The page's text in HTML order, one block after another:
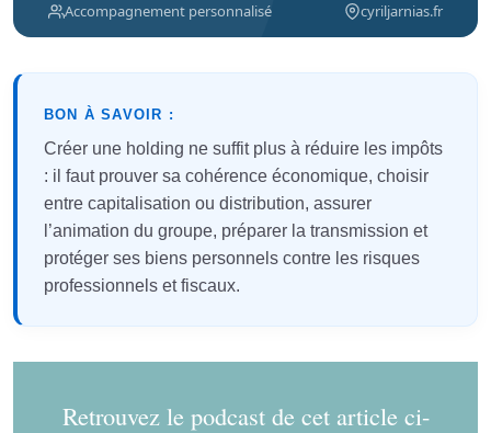
Accompagnement personnalisé
cyriljarnias.fr
BON À SAVOIR :
Créer une holding ne suffit plus à réduire les impôts
: il faut prouver sa cohérence économique, choisir
entre capitalisation ou distribution, assurer
l’animation du groupe, préparer la transmission et
protéger ses biens personnels contre les risques
professionnels et fiscaux.
Retrouvez le podcast de cet article ci-